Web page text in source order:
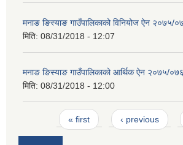
मनाङ ङिस्याङ गाउँपालिकाको विनियोज ऐन २०७५/
मिति: 08/31/2018 - 12:07
मनाङ ङिस्याङ गाउँपालिकाको आर्थिक ऐन २०७५/०७६
मिति: 08/31/2018 - 12:00
Pages« first ‹ previous